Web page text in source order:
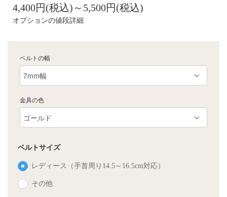
4,400円(税込)～5,500円(税込)
オプションの値段詳細
ベルトの幅
金具の色
ベルトサイズ
レディース（手首周り14.5～16.5cm対応）
その他